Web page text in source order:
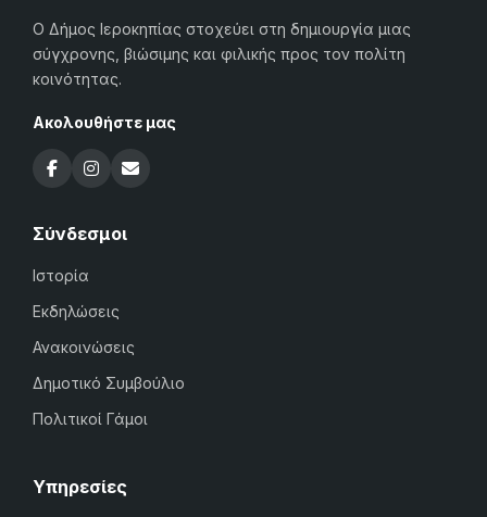
Ο Δήμος Ιεροκηπίας στοχεύει στη δημιουργία μιας
σύγχρονης, βιώσιμης και φιλικής προς τον πολίτη
κοινότητας.
Ακολουθήστε μας
Σύνδεσμοι
Ιστορία
Εκδηλώσεις
Ανακοινώσεις
Δημοτικό Συμβούλιο
Πολιτικοί Γάμοι
Υπηρεσίες